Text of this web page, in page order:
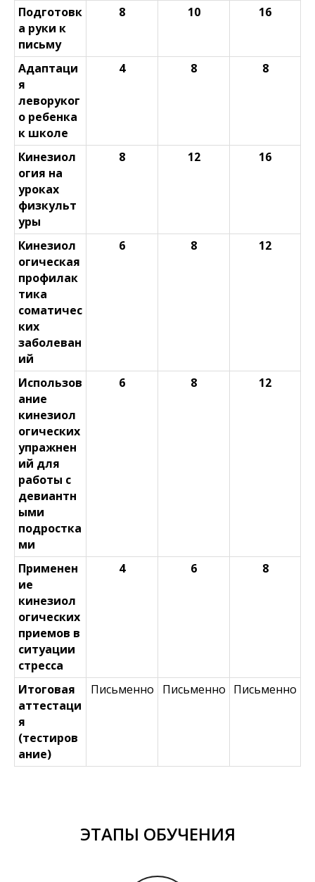
Подготовк
а руки к
письму
8 10 16
Адаптаци
я
леворуког
о ребенка
к школе
4 8 8
Кинезиол
огия на
уроках
физкульт
уры
8 12 16
Кинезиол
огическая
профилак
тика
соматичес
ких
заболеван
ий
6 8 12
Использов
ание
кинезиол
огических
упражнен
ий для
работы с
девиантн
ыми
подростка
ми
6 8 12
Применен
ие
кинезиол
огических
приемов в
ситуации
стресса
4 6 8
Итоговая
аттестаци
я
(тестиров
ание)
Письменно Письменно Письменно
ЭТАПЫ ОБУЧЕНИЯ